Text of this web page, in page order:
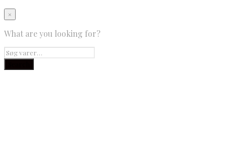
×
What are you looking for?